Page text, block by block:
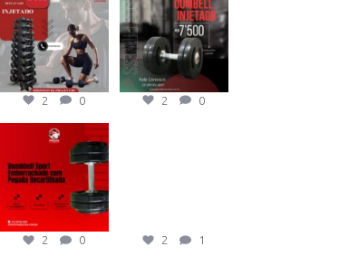
KIT HALTER
SEXTAVADO
INJETADO
De 1kg a 10kg...
2 0
2 0
ATENÇÃO
MAROMBEIROS
Chegou o KIT
DUMBELL...
0
2 0
Linha completa do
Dumbbell Sport
Emborrachado
com...
2 0
2 0 2 1